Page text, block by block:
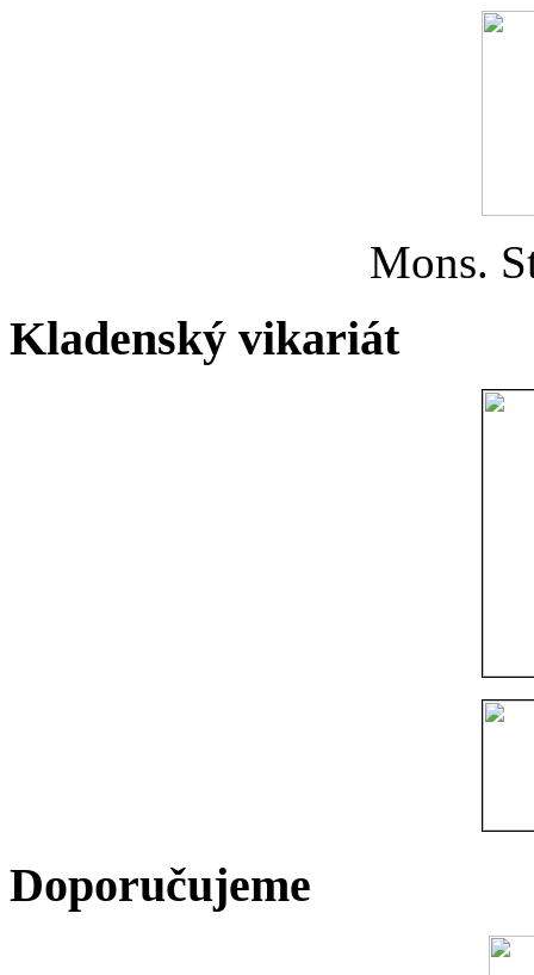
Mons.
Kladenský vikariát
Doporučujeme